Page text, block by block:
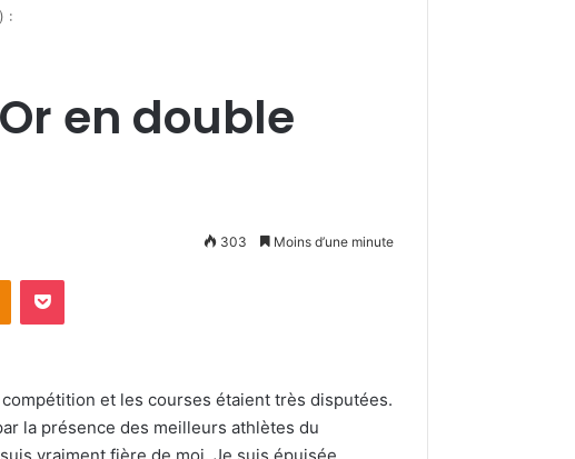
:
en double
303 Moins d’une minute
Odnoklassniki
Pocket
et les courses étaient très disputées.
la présence des meilleurs athlètes du